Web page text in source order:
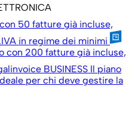
50 fatture già incluse,
in regime dei minimi
con 200 fatture già incluse,
BUSINESS Il piano
per chi deve gestire la